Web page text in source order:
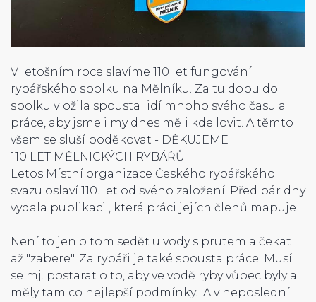
V letošním roce slavíme 110 let fungování
rybářského spolku na Mělníku. Za tu dobu do
spolku vložila spousta lidí mnoho svého času a
práce, aby jsme i my dnes měli kde lovit. A těmto
všem se sluší poděkovat - DĚKUJEME
110 LET MĚLNICKÝCH RYBÁŘŮ
Letos Místní organizace Českého rybářského
svazu oslaví 110. let od svého založení. Před pár dny
vydala publikaci , která práci jejích členů mapuje .
Není to jen o tom sedět u vody s prutem a čekat
až "zabere". Za rybáři je také spousta práce. Musí
se mj. postarat o to, aby ve vodě ryby vůbec byly a
měly tam co nejlepší podmínky. A v neposlední